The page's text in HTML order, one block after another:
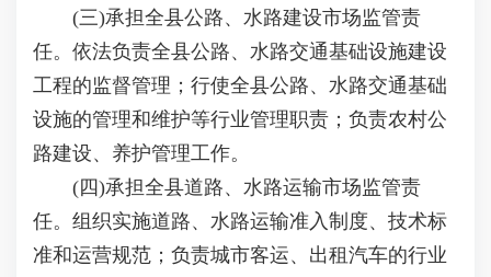
(三)承担全县公路、水路建设市场监管责
任。依法负责全县公路、水路交通基础设施建设
工程的监督管理；行使全县公路、水路交通基础
设施的管理和维护等行业管理职责；负责农村公
路建设、养护管理工作。
(四)承担全县道路、水路运输市场监管责
任。组织实施道路、水路运输准入制度、技术标
准和运营规范；负责城市客运、出租汽车的行业